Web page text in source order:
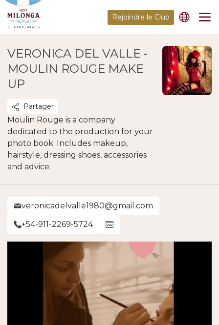
BUENOS AIRES
Rejoindre le Club
VERONICA DEL VALLE -
MOULIN ROUGE MAKE
UP
Partager
Moulin Rouge is a company
dedicated to the production for your
photo book. Includes makeup,
hairstyle, dressing shoes, accessories
and advice.
veronicadelvalle1980@gmail.com
+54-911-2269-5724